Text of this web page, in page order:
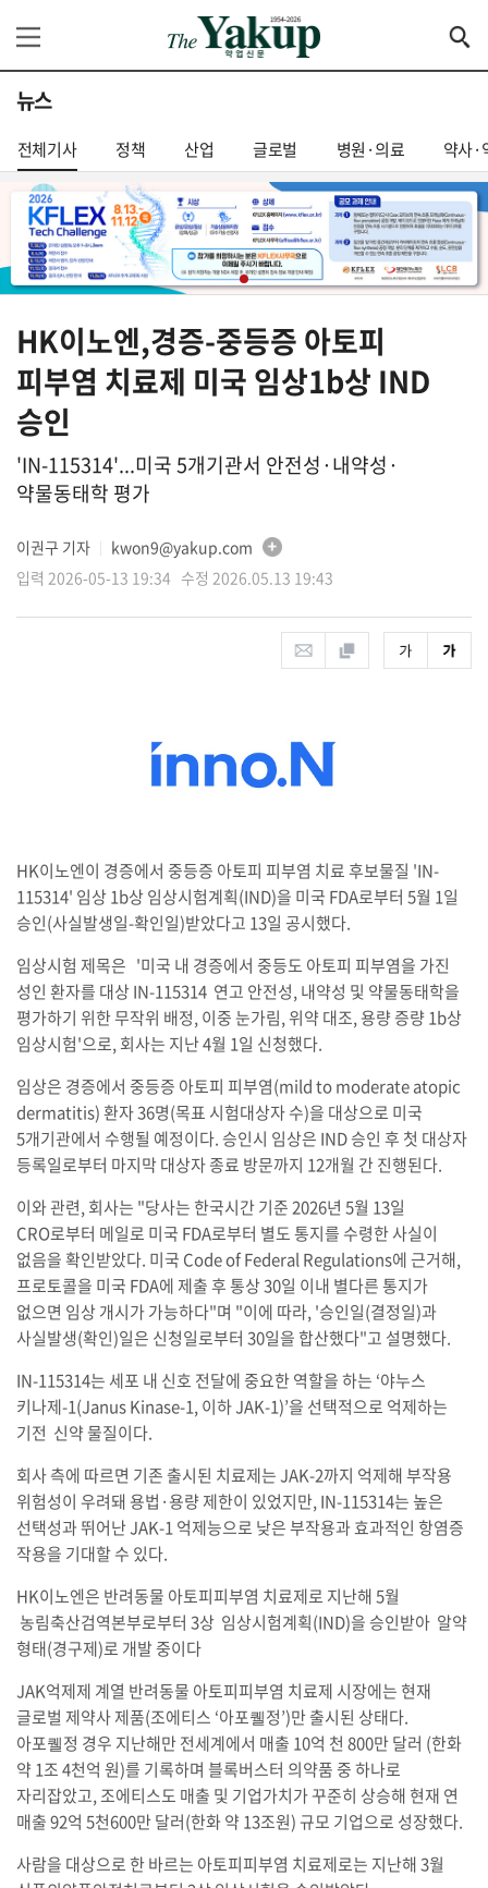
뉴스
전체기사 정책 산업 글로벌 병원·의료 약사·
HK이노엔,경증-중등증 아토피
피부염 치료제 미국 임상1b상 IND
승인
'IN-115314'...미국 5개기관서 안전성·내약성·
약물동태학 평가
이권구 기자
kwon9@yakup.com
입력 2026-05-13 19:34 수정 2026.05.13 19:43
HK이노엔이 경증에서 중등증 아토피 피부염 치료 후보물질 'IN-
115314' 임상 1b상 임상시험계획(IND)을 미국 FDA로부터 5월 1일
승인(사실발생일-확인일)받았다고 13일 공시했다.
임상시험 제목은 '미국 내 경증에서 중등도 아토피 피부염을 가진
성인 환자를 대상 IN-115314 연고 안전성, 내약성 및 약물동태학을
평가하기 위한 무작위 배정, 이중 눈가림, 위약 대조, 용량 증량 1b상
임상시험'으로, 회사는 지난 4월 1일 신청했다.
임상은 경증에서 중등증 아토피 피부염(mild to moderate atopic
dermatitis) 환자 36명(목표 시험대상자 수)을 대상으로 미국
5개기관에서 수행될 예정이다. 승인시 임상은 IND 승인 후 첫 대상자
등록일로부터 마지막 대상자 종료 방문까지 12개월 간 진행된다.
이와 관련, 회사는 "당사는 한국시간 기준 2026년 5월 13일
CRO로부터 메일로 미국 FDA로부터 별도 통지를 수령한 사실이
없음을 확인받았다. 미국 Code of Federal Regulations에 근거해,
프로토콜을 미국 FDA에 제출 후 통상 30일 이내 별다른 통지가
없으면 임상 개시가 가능하다"며 "이에 따라, '승인일(결정일)과
사실발생(확인)일은 신청일로부터 30일을 합산했다"고 설명했다.
IN-115314는 세포 내 신호 전달에 중요한 역할을 하는 ‘야누스
키나제-1(Janus Kinase-1, 이하 JAK-1)’을 선택적으로 억제하는
기전 신약 물질이다.
회사 측에 따르면 기존 출시된 치료제는 JAK-2까지 억제해 부작용
위험성이 우려돼 용법·용량 제한이 있었지만, IN-115314는 높은
선택성과 뛰어난 JAK-1 억제능으로 낮은 부작용과 효과적인 항염증
작용을 기대할 수 있다.
HK이노엔은 반려동물 아토피피부염 치료제로 지난해 5월
농림축산검역본부로부터 3상 임상시험계획(IND)을 승인받아 알약
형태(경구제)로 개발 중이다
JAK억제제 계열 반려동물 아토피피부염 치료제 시장에는 현재
글로벌 제약사 제품(조에티스 ‘아포퀠정’)만 출시된 상태다.
아포퀠정 경우 지난해만 전세계에서 매출 10억 천 800만 달러 (한화
약 1조 4천억 원)를 기록하며 블록버스터 의약품 중 하나로
자리잡았고, 조에티스도 매출 및 기업가치가 꾸준히 상승해 현재 연
매출 92억 5천600만 달러(한화 약 13조원) 규모 기업으로 성장했다.
사람을 대상으로 한 바르는 아토피피부염 치료제로는 지난해 3월